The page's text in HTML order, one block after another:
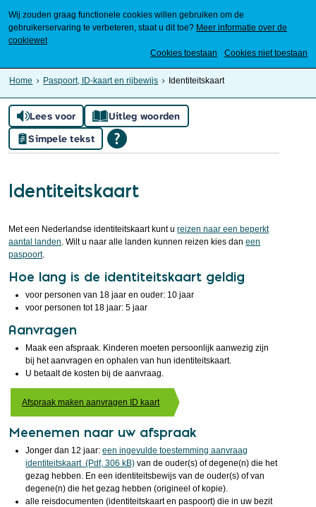
Wij zouden graag functionele cookies willen gebruiken om de
gebruikerservaring te verbeteren, staat u dit toe? Meer informatie over de
cookiewet
Cookies toestaan
Cookies niet toestaan
Home Paspoort, ID-kaart en rijbewijs Identiteitskaart
Lees voor
Uitleg woorden
Simpele tekst
Identiteitskaart
Met een Nederlandse identiteitskaart kunt ureizen naar een beperkt
aantal landen . Wilt u naar alle landen kunnen reizen kies daneen
paspoort.
Hoe lang is de identiteitskaart geldig
voor personen van 18 jaar en ouder: 10 jaar
voor personen tot 18 jaar: 5 jaar
Aanvragen
Maak een afspraak. Kinderen moeten persoonlijk aanwezig zijn
bij het aanvragen en ophalen van hun identiteitskaart.
U betaalt de kosten bij de aanvraag.
Afspraak maken aanvragen ID kaart
Meenemen naar uw afspraak
Jonger dan 12 jaar:een ingevulde toestemming aanvraag
identiteitskaart (Pdf, 306 kB) van de ouder(s) of degene(n) die het
gezag hebben. En een identiteitsbewijs van de ouder(s) of van
degene(n) die het gezag hebben (origineel of kopie).
alle reisdocumenten (identiteitskaart en paspoort) die in uw bezit